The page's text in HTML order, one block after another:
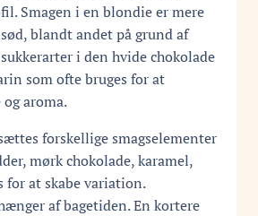
Smagen i en blondie er mere
blandt andet på grund af
i den hvide chokolade
som ofte bruges for at
aroma.
forskellige smagselementer
mørk chokolade, karamel,
for at skabe variation.
af bagetiden. En kortere